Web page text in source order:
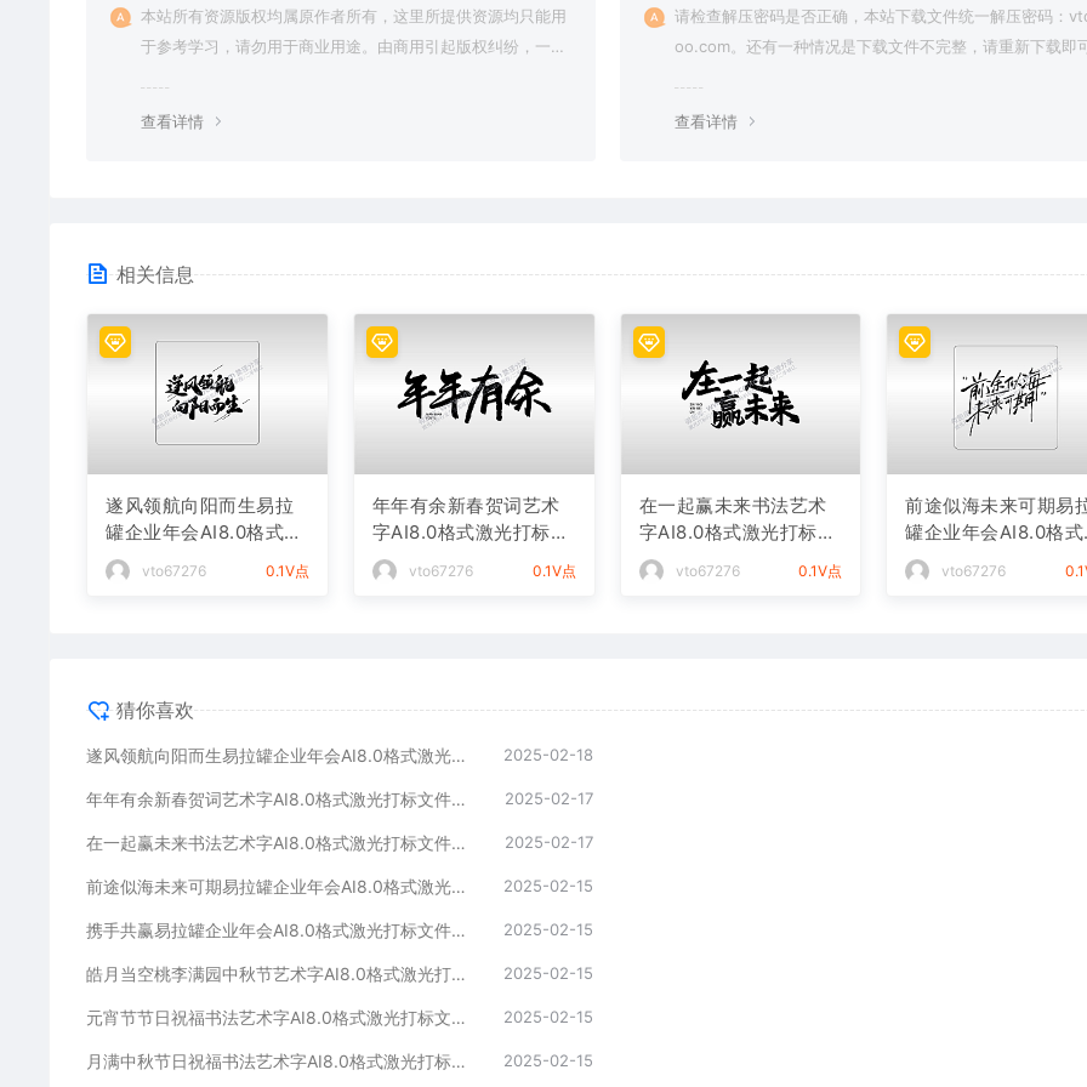
本站所有资源版权均属原作者所有，这里所提供资源均只能用
于参考学习，请勿用于商业用途。由商用引起版权纠纷，一切
查看详情
请检查解压密码是否正确，本站下载文件统一解压密码：
oo.com。还有一种情况是下载文件不完整，请重新下载即可
查看详情
相关信息
遂风领航向阳而生易拉
罐企业年会AI8.0格式激
光打标文件通用矢量图
vto67276 0.1V点
年年有余新春贺词艺术
字AI8.0格式激光打标文
件通用矢量图
vto67276 0.1V点
在一起赢未来书法艺术
字AI8.0格式激光打标文
件通用矢量图
vto67276 0.1V点
前途似海未来可期易
罐企业年会AI8.0格式
光打标文件通用矢量图
vto67276
猜你喜欢
遂风领航向阳而生易拉罐企业年会AI8.0格式激光打标文件通用矢量图 2025-02-18
年年有余新春贺词艺术字AI8.0格式激光打标文件通用矢量图 2025-02-17
在一起赢未来书法艺术字AI8.0格式激光打标文件通用矢量图 2025-02-17
前途似海未来可期易拉罐企业年会AI8.0格式激光打标文件通用矢量图 2025-02-15
携手共赢易拉罐企业年会AI8.0格式激光打标文件通用矢量图 2025-02-15
皓月当空桃李满园中秋节艺术字AI8.0格式激光打标文件通用矢量图 2025-02-15
元宵节节日祝福书法艺术字AI8.0格式激光打标文件通用矢量图 2025-02-15
月满中秋节日祝福书法艺术字AI8.0格式激光打标文件通用矢量图 2025-02-15